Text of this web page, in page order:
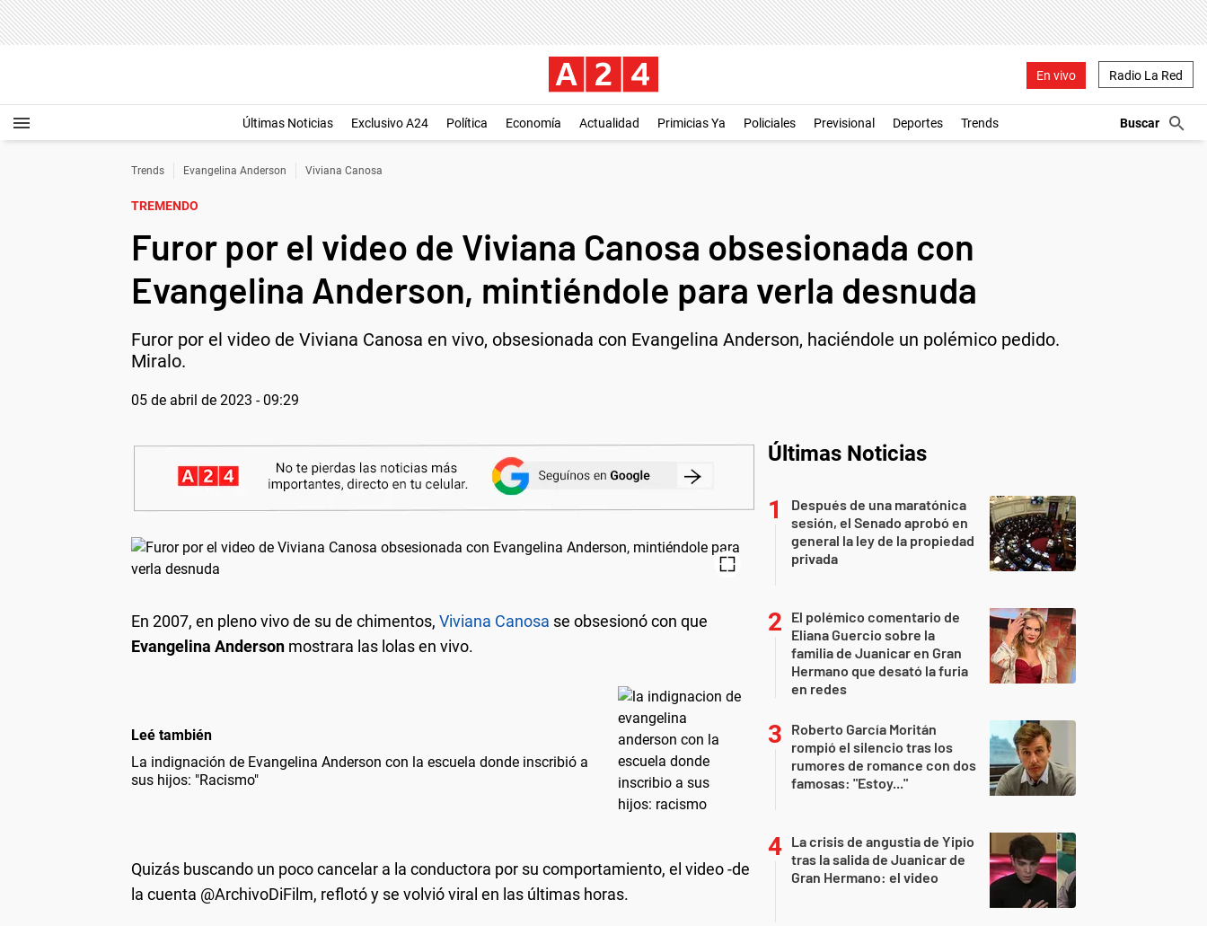
En vivo Radio La Red
Últimas Noticias Exclusivo A24 Política Economía Actualidad Primicias Ya Policiales Previsional Deportes Trends
Trends Evangelina Anderson Viviana Canosa
TREMENDO
Furor por el video de Viviana Canosa obsesionada con
Evangelina Anderson, mintiéndole para verla desnuda
Furor por el video de Viviana Canosa en vivo, obsesionada con Evangelina Anderson, haciéndole un polémico pedido.
Miralo.
05 de abril de 2023 - 09:29
En 2007, en pleno vivo de su de chimentos, Viviana Canosa se obsesionó con que
Evangelina Anderson mostrara las lolas en vivo.
Leé también
La indignación de Evangelina Anderson con la escuela donde inscribió a
sus hijos: "Racismo"
Quizás buscando un poco cancelar a la conductora por su comportamiento, el video -de
la cuenta @ArchivoDiFilm, reflotó y se volvió viral en las últimas horas.
Últimas Noticias
Después de una maratónica
sesión, el Senado aprobó en
general la ley de la propiedad
privada
El polémico comentario de
Eliana Guercio sobre la
familia de Juanicar en Gran
Hermano que desató la furia
en redes
Roberto García Moritán
rompió el silencio tras los
rumores de romance con dos
famosas: "Estoy..."
La crisis de angustia de Yipio
tras la salida de Juanicar de
Gran Hermano: el video